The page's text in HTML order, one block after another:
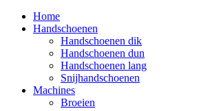
Home
Handschoenen
Handschoenen dik
Handschoenen dun
Handschoenen lang
Snijhandschoenen
Machines
Broeien